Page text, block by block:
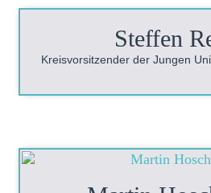
Steffen
Kreisvorsitzender der Jungen